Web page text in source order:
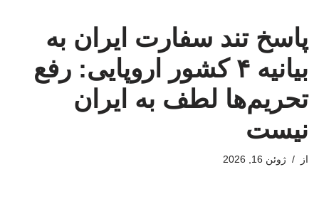
پاسخ تند سفارت ایران به
بیانیه ۴ کشور اروپایی: رفع
تحریم‌ها لطف به ایران
نیست
از ژوئن 16, 2026